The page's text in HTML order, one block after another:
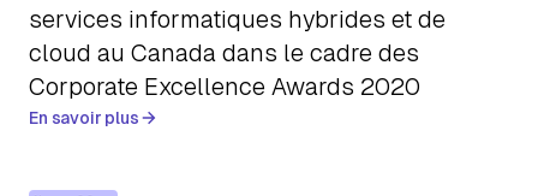
services informatiques hybrides et de
cloud au Canada dans le cadre des
Corporate Excellence Awards 2020
En savoir plus